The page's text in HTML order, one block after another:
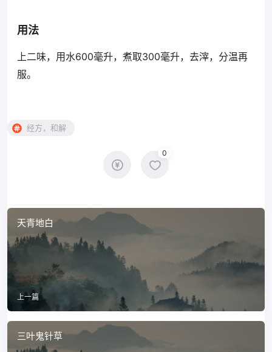
用法
上二味，用水600毫升，煮取300毫升，去滓，分温再
服。
经方，和解
0
天青地白
上一篇
三叶鬼针草